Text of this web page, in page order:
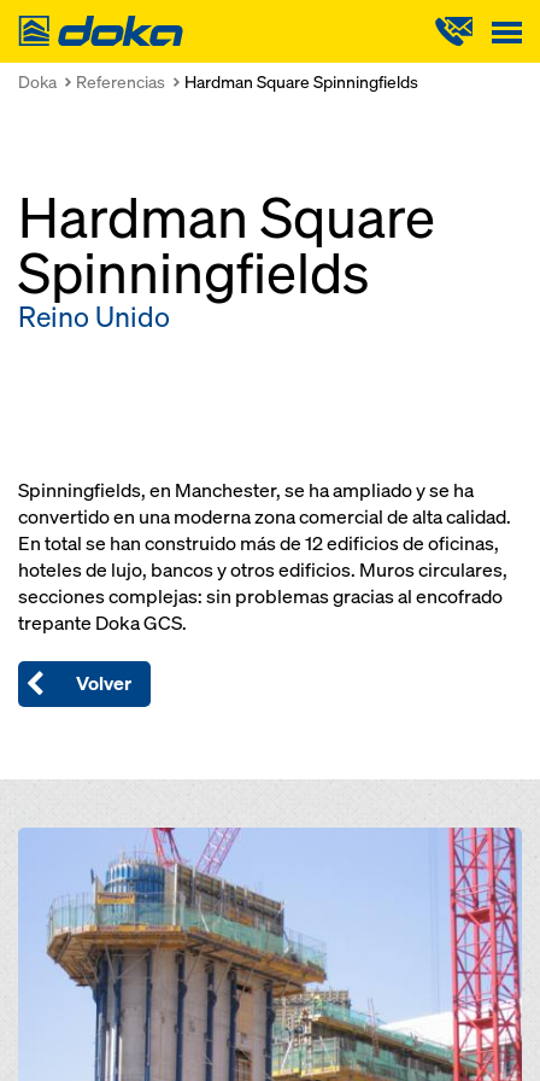
Doka
Doka Referencias Hardman Square Spinningfields
Hardman Square
Spinningfields
Reino Unido
Spinningfields, en Manchester, se ha ampliado y se ha
convertido en una moderna zona comercial de alta calidad.
En total se han construido más de 12 edificios de oficinas,
hoteles de lujo, bancos y otros edificios. Muros circulares,
secciones complejas: sin problemas gracias al encofrado
trepante Doka GCS.
Volver
Open